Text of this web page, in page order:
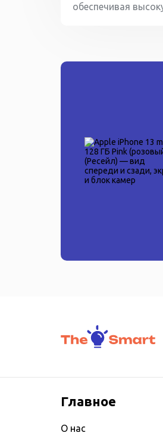
обеспечивая
Главное
О нас